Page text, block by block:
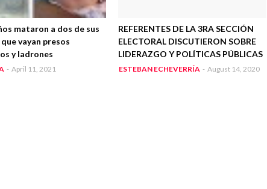
mataron a dos de sus
vayan presos
y ladrones
- April 11, 2021
REFERENTES DE LA 3RA SECCIÓN
ELECTORAL DISCUTIERON SOBRE
LIDERAZGO Y POLÍTICAS PÚBLICAS
ESTEBAN ECHEVERRÍA - August 14, 2020